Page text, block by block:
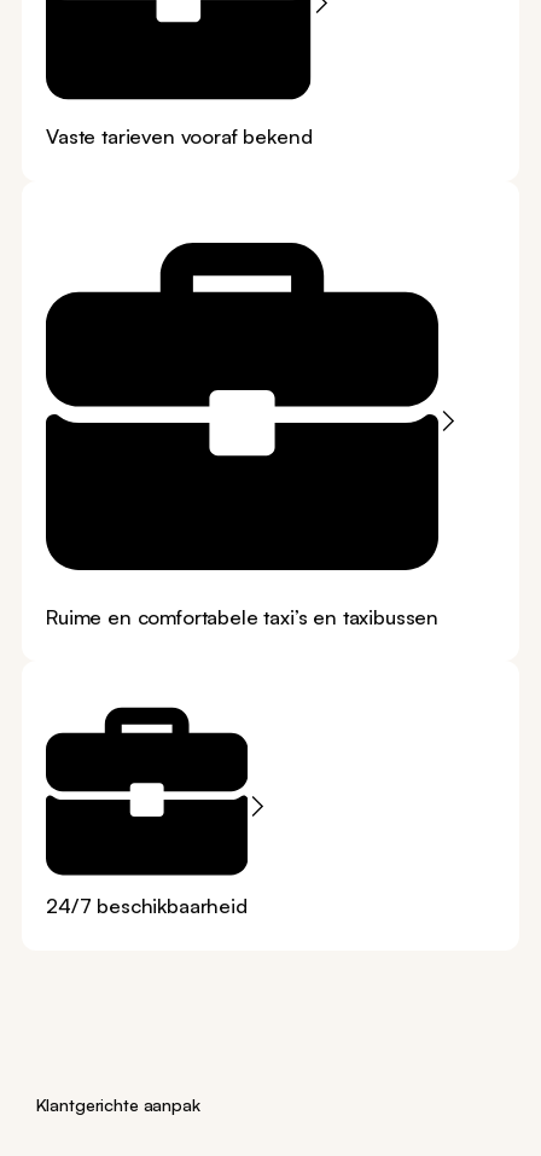
Vaste tarieven vooraf bekend
Ruime en comfortabele taxi’s en taxibussen
24/7 beschikbaarheid
Klantgerichte aanpak